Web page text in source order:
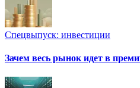
Спецвыпуск: инвестиции
Зачем весь рынок идет в